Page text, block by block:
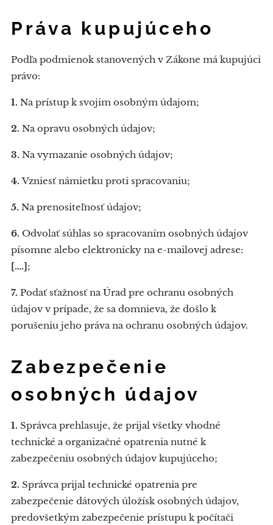
Práva kupujúceho
Podľa podmienok stanovených v Zákone má kupujúci
právo:
1. Na prístup k svojim osobným údajom;
2. Na opravu osobných údajov;
3. Na vymazanie osobných údajov;
4.Vzniesť námietku proti spracovaniu;
5. Na prenositeľnosť údajov;
6. Odvolať súhlas so spracovaním osobných údajov
písomne alebo elektronicky na e-mailovej adrese:
[….];
7. Podať sťažnosť na Úrad pre ochranu osobných
údajov v prípade, že sa domnieva, že došlo k
porušeniu jeho práva na ochranu osobných údajov.
Zabezpečenie
osobných údajov
1. Správca prehlasuje, že prijal všetky vhodné
technické a organizačné opatrenia nutné k
zabezpečeniu osobných údajov kupujúceho;
2. Správca prijal technické opatrenia pre
zabezpečenie dátových úložísk osobných údajov,
predovšetkým zabezpečenie prístupu k počítači